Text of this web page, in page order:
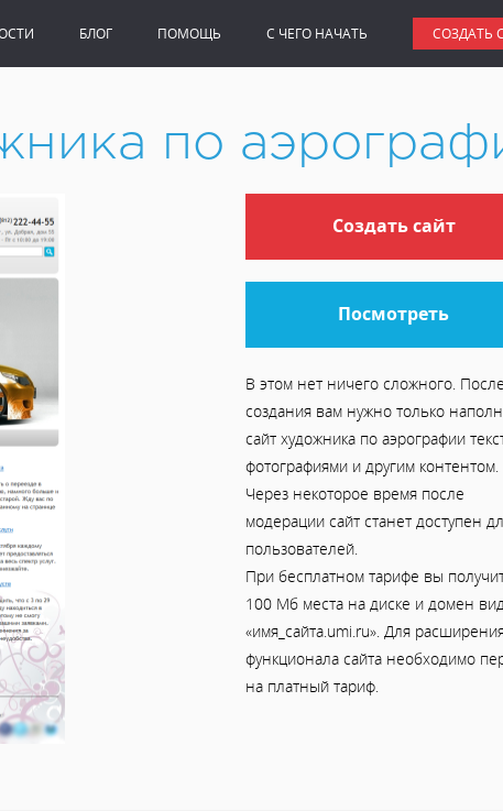
БЛОГ ПОМОЩЬ C ЧЕГО НАЧАТЬ СОЗДАТЬ
по
Создать сайт
Посмотреть
В этом нет ничего сложного. После
создания вам нужно только
сайт художника по аэрографии
фотографиями и другим контентом.
Через некоторое время после
модерации сайт станет доступен
пользователей.
При бесплатном тарифе вы
100 Мб места на диске и домен
«имя_сайта.umi.ru». Для
функционала сайта необходимо
на платный тариф.